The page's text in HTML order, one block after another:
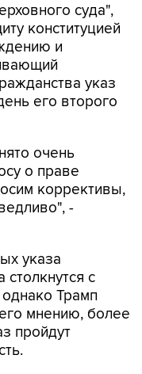
суда",
конституцией
и
указ
его второго
очень
о праве
коррективы,
-
указа
с
Трамп
мнению, более
пройдут